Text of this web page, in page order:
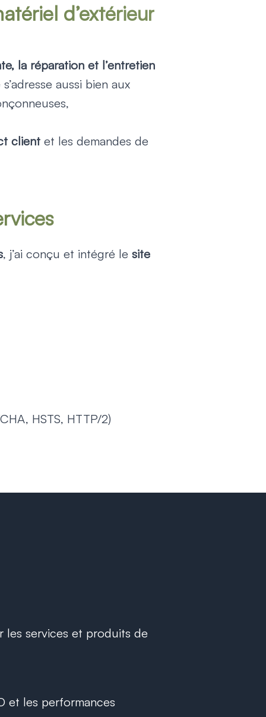
d’extérieur
la réparation et l’entretien
s’adresse aussi bien aux
client et les demandes de
, j’ai conçu et intégré le site
HSTS, HTTP/2)
les services et produits de
et les performances